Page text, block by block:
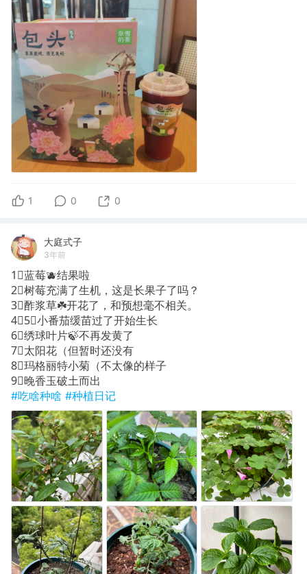
1 0 0
大庭式子
3年前
1⃣️蓝莓🫐结果啦
2⃣️树莓充满了生机，这是长果子了吗？
3⃣️酢浆草☘️开花了，和预想毫不相关。
4⃣️5⃣️小番茄缓苗过了开始生长
6⃣️绣球叶片🍃不再发黄了
7⃣️太阳花（但暂时还没有
8⃣️玛格丽特小菊（不太像的样子
9⃣️晚香玉破土而出
#吃啥种啥 #种植日记